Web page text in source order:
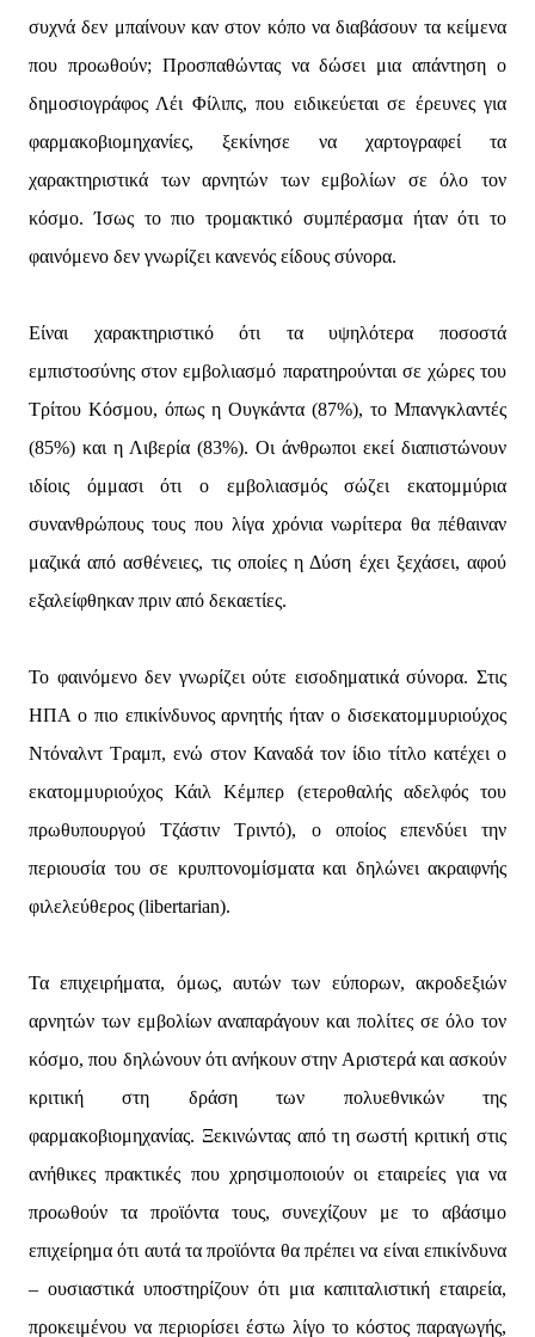
συχνά δεν μπαίνουν καν στον κόπο να διαβάσουν τα κείμενα
που προωθούν; Προσπαθώντας να δώσει μια απάντηση ο
δημοσιογράφος Λέι Φίλιπς, που ειδικεύεται σε έρευνες για
φαρμακοβιομηχανίες, ξεκίνησε να χαρτογραφεί τα
χαρακτηριστικά των αρνητών των εμβολίων σε όλο τον
κόσμο. Ίσως το πιο τρομακτικό συμπέρασμα ήταν ότι το
φαινόμενο δεν γνωρίζει κανενός είδους σύνορα.
Είναι χαρακτηριστικό ότι τα υψηλότερα ποσοστά
εμπιστοσύνης στον εμβολιασμό παρατηρούνται σε χώρες του
Τρίτου Κόσμου, όπως η Ουγκάντα (87%), το Μπανγκλαντές
(85%) και η Λιβερία (83%). Οι άνθρωποι εκεί διαπιστώνουν
ιδίοις όμμασι ότι ο εμβολιασμός σώζει εκατομμύρια
συνανθρώπους τους που λίγα χρόνια νωρίτερα θα πέθαιναν
μαζικά από ασθένειες, τις οποίες η Δύση έχει ξεχάσει, αφού
εξαλείφθηκαν πριν από δεκαετίες.
Το φαινόμενο δεν γνωρίζει ούτε εισοδηματικά σύνορα. Στις
ΗΠΑ ο πιο επικίνδυνος αρνητής ήταν ο δισεκατομμυριούχος
Ντόναλντ Τραμπ, ενώ στον Καναδά τον ίδιο τίτλο κατέχει ο
εκατομμυριούχος Κάιλ Κέμπερ (ετεροθαλής αδελφός του
πρωθυπουργού Τζάστιν Τριντό), ο οποίος επενδύει την
περιουσία του σε κρυπτονομίσματα και δηλώνει ακραιφνής
φιλελεύθερος (libertarian).
Τα επιχειρήματα, όμως, αυτών των εύπορων, ακροδεξιών
αρνητών των εμβολίων αναπαράγουν και πολίτες σε όλο τον
κόσμο, που δηλώνουν ότι ανήκουν στην Αριστερά και ασκούν
κριτική στη δράση των πολυεθνικών της
φαρμακοβιομηχανίας. Ξεκινώντας από τη σωστή κριτική στις
ανήθικες πρακτικές που χρησιμοποιούν οι εταιρείες για να
προωθούν τα προϊόντα τους, συνεχίζουν με το αβάσιμο
επιχείρημα ότι αυτά τα προϊόντα θα πρέπει να είναι επικίνδυνα
– ουσιαστικά υποστηρίζουν ότι μια καπιταλιστική εταιρεία,
προκειμένου να περιορίσει έστω λίγο το κόστος παραγωγής,